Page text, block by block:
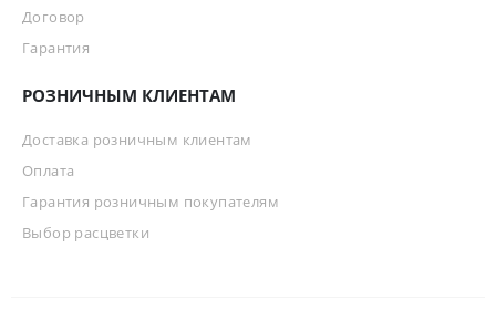
Договор
Гарантия
РОЗНИЧНЫМ КЛИЕНТАМ
Доставка розничным клиентам
Оплата
Гарантия розничным покупателям
Выбор расцветки